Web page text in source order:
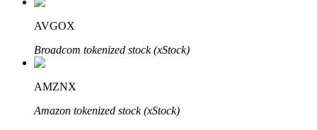
AVGOX
Broadcom tokenized stock (xStock)
AMZNX
Amazon tokenized stock (xStock)